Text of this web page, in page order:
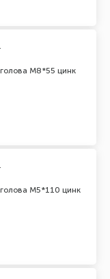
М8*55 цинк
М5*110 цинк